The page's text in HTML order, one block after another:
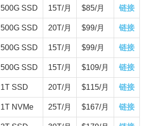
500G SSD 15T/月 $85/月 链接
500G SSD 20T/月 $99/月 链接
500G SSD 15T/月 $99/月 链接
500G SSD 15T/月 $109/月 链接
1T SSD 20T/月 $115/月 链接
1T NVMe 25T/月 $167/月 链接